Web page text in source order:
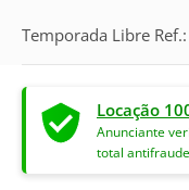
Temporada Libre
Locação
Anunciante
total antifraude